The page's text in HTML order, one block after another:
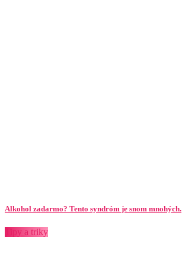
Alkohol zadarmo? Tento syndróm je snom mnohých.
Tipy a triky